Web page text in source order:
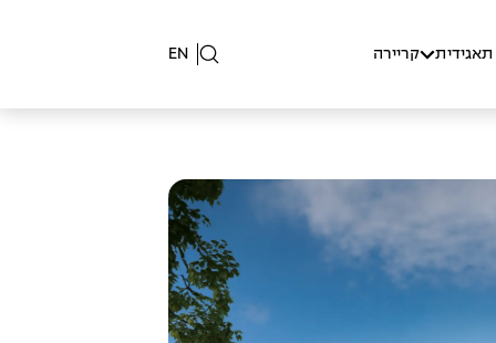
קריירה EN